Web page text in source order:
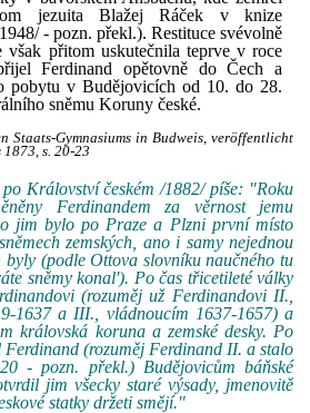
jezuita Blažej Ráček v knize
- pozn. překl.). Restituce svévolně
však přitom uskutečnila teprve v roce
Ferdinand opětovně do Čech a
pobytu v Budějovicích od 10. do 28.
sněmu Koruny české.
Staats-Gymnasiums in Budweis, veröffentlicht
1873, s. 20-23
Království českém /1882/ píše: "Roku
Ferdinandem za věrnost jemu
jim bylo po Praze a Plzni první místo
zemských, ano i samy nejednou
byly (podle Ottova slovníku naučného tu
sněmy konal'). Po čas třicetileté války
(rozuměj už Ferdinandovi II.,
1637 a III., vládnoucím 1637-1657) a
královská koruna a zemské desky. Po
Ferdinand (rozuměj Ferdinand II. a stalo
- pozn. překl.) Budějovicům báňské
jim všecky staré výsady, jmenovitě
statky držeti smějí."